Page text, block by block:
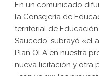
En un comunicado
la Consejería de
territorial de
Saucedo, subrayó «el
Plan OLA en nuestra
nueva licitación y otra